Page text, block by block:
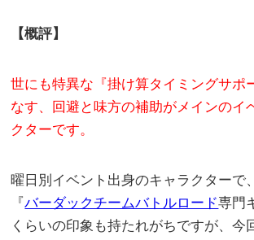
【概評】
世にも特異な『掛け算タイミングサポ
なす、回避と味方の補助がメインのイ
クターです。
曜日別イベント出身のキャラクターで
『バーダックチームバトルロード専門
くらいの印象も持たれがちですが、今